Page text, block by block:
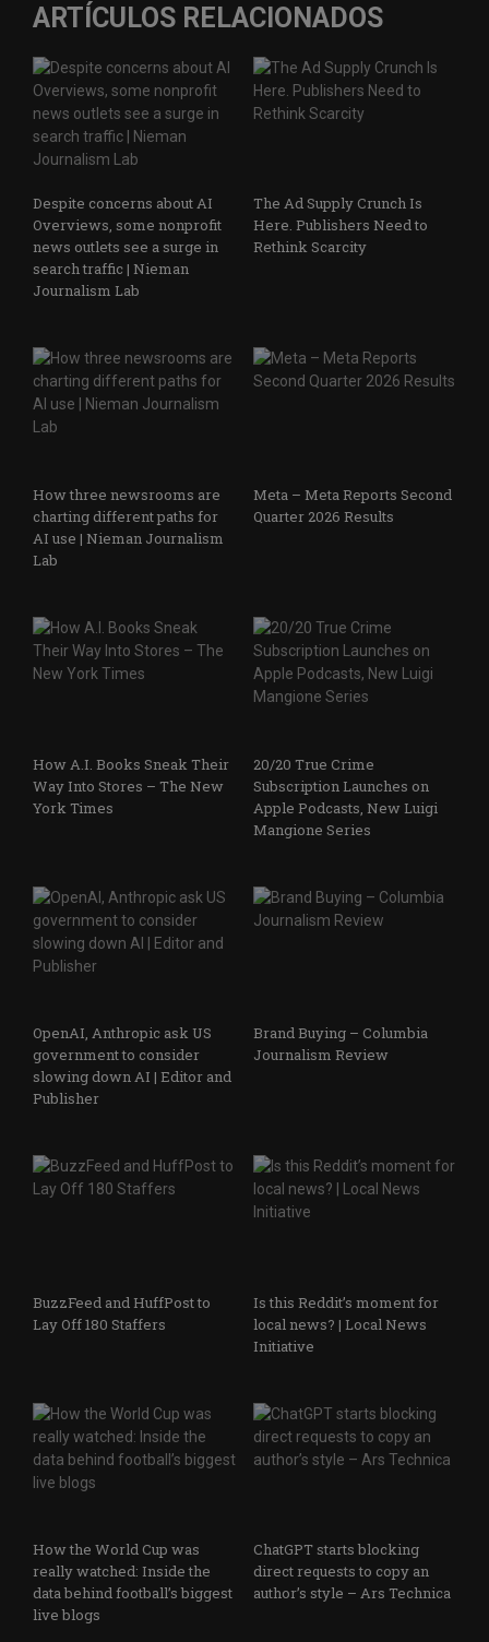
ARTÍCULOS RELACIONADOS
Despite concerns about AI
Overviews, some nonprofit
news outlets see a surge in
search traffic | Nieman
Journalism Lab
The Ad Supply Crunch Is
Here. Publishers Need to
Rethink Scarcity
How three newsrooms are
charting different paths for
AI use | Nieman Journalism
Lab
Meta – Meta Reports Second
Quarter 2026 Results
How A.I. Books Sneak Their
Way Into Stores – The New
York Times
20/20 True Crime
Subscription Launches on
Apple Podcasts, New Luigi
Mangione Series
OpenAI, Anthropic ask US
government to consider
slowing down AI | Editor and
Publisher
Brand Buying – Columbia
Journalism Review
BuzzFeed and HuffPost to
Lay Off 180 Staffers
Is this Reddit’s moment for
local news? | Local News
Initiative
How the World Cup was
really watched: Inside the
data behind football’s biggest
live blogs
ChatGPT starts blocking
direct requests to copy an
author’s style – Ars Technica